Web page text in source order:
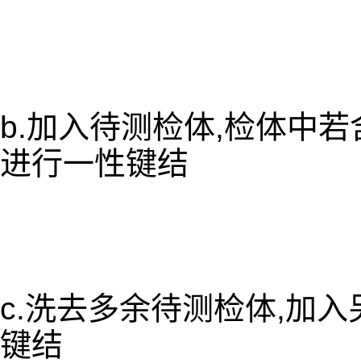
b.加入待测检体,检体中
进行一性键结
c.洗去多余待测检体,加
键结